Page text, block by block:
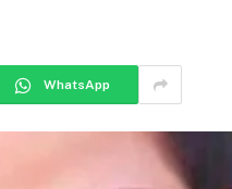
WhatsApp